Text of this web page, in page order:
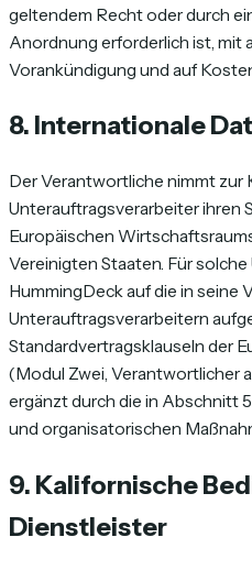
geltendem Recht oder durch
Anordnung erforderlich ist, mit
Vorankündigung und auf
8. Internationale
Der Verantwortliche nimmt zur
Unterauftragsverarbeiter ihren
Europäischen
Vereinigten Staaten. Für
HummingDeck auf die in seine
Unterauftragsverarbeitern
Standardvertragsklauseln der
(Modul Zwei, Verantwortlicher
ergänzt durch die in Abschnitt
und organisatorischen
9. Kalifornische
Dienstleister